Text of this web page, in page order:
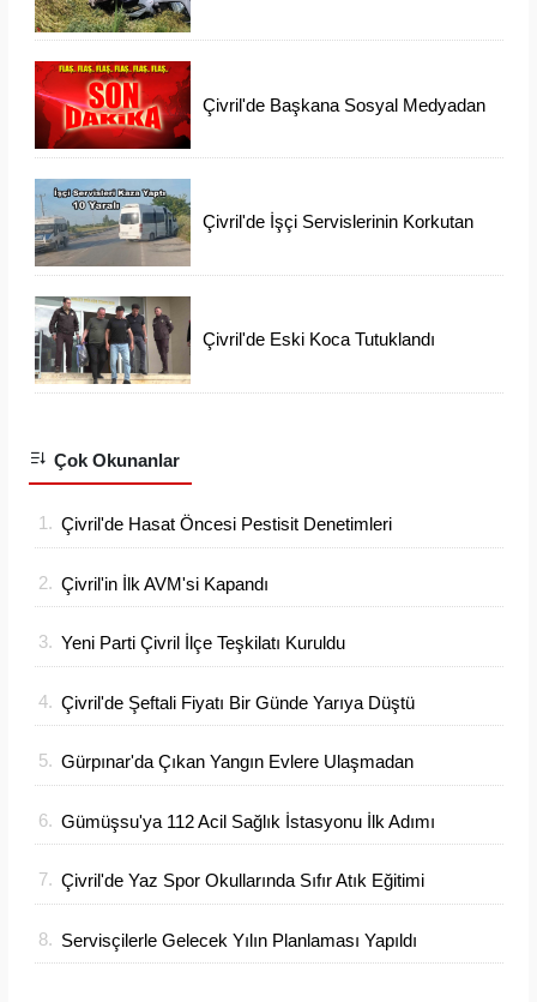
Çivril'de Başkana Sosyal Medyadan
Çivril'de İşçi Servislerinin Korkutan
Çivril'de Eski Koca Tutuklandı
Çok Okunanlar
1. Çivril'de Hasat Öncesi Pestisit Denetimleri
2. Çivril'in İlk AVM'si Kapandı
3. Yeni Parti Çivril İlçe Teşkilatı Kuruldu
4. Çivril'de Şeftali Fiyatı Bir Günde Yarıya Düştü
5. Gürpınar'da Çıkan Yangın Evlere Ulaşmadan
6. Gümüşsu'ya 112 Acil Sağlık İstasyonu İlk Adımı
7. Çivril'de Yaz Spor Okullarında Sıfır Atık Eğitimi
8. Servisçilerle Gelecek Yılın Planlaması Yapıldı